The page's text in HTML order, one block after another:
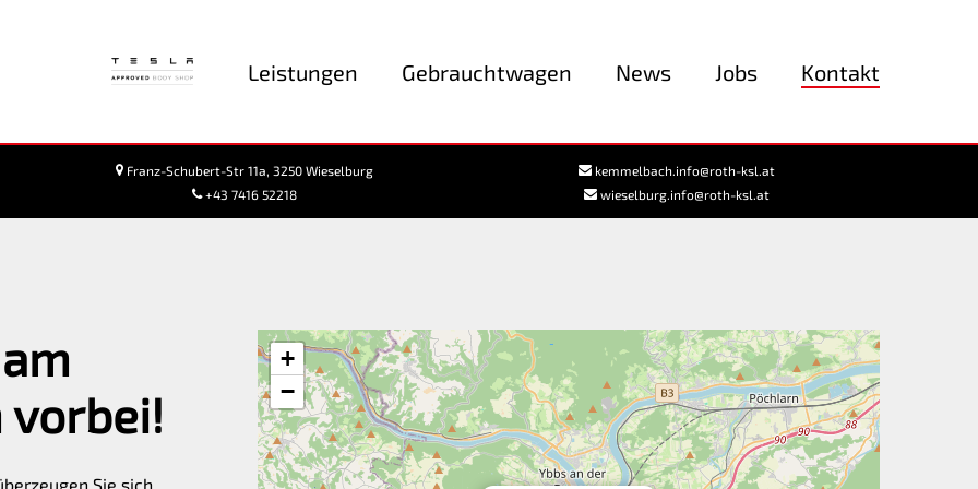
Leistungen Gebrauchtwagen News Jobs Kontakt
Franz-Schubert-Str 11a, 3250 Wieselburg
+43 7416 52218
kemmelbach.info@roth-ksl.at
wieselburg.info@roth-ksl.at
Sie sich
+
−